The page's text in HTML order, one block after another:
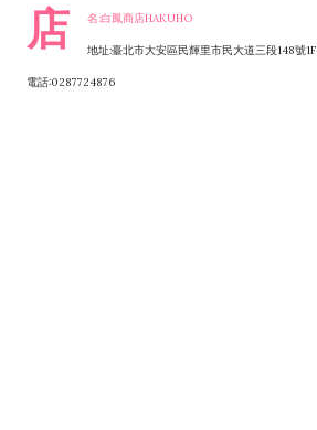
店 名:白鳳商店HAKUHO
地址:臺北市大安區民輝里市民大道三段148號1F
電話:0287724876